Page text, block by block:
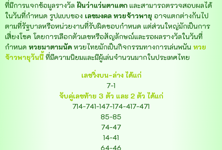
ที่มีการแจกข้อมูลรางวัล ฝันว่าแว่นตาแตก และสามารถตรวจสอบผลได้
ในวันที่กำหนด รูปแบบของ เลขมงคล หวยจ้าวพายุ อาจแตกต่างกันไป
ตามที่รัฐบาลหรือหน่วยงานที่รับผิดชอบกำหนด แต่ส่วนใหญ่มักเป็นการ
เสี่ยงโชค โดยการเลือกตัวเลขหรือสัญลักษณ์และรอผลรางวัลในวันที่
กำหนด หวยมาตามนัด หวยไทยมักเป็นกิจกรรมทางการเล่นพนัน หวย
จ้าวพายุวันนี้ ที่มีความนิยมและมีผู้เล่นจำนวนมากในประเทศไทย
เลขวิ่งบน-ล่าง ได้แก่
7-1
จับคู่เลขท้าย 3 ตัว และ 2 ตัว ได้แก่
714-741-147-174-417-471
85-85
74-47
14-41
64-46